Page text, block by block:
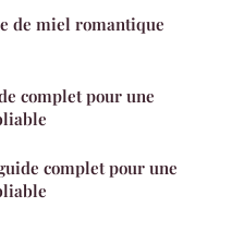
de miel romantique
complet pour une
complet pour une